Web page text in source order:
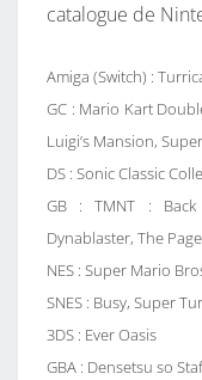
catalogue de
Amiga (Switch) :
GC : Mario Kart
Luigi’s Mansion,
DS : Sonic Classic
GB : TMNT : Back
Dynablaster, The
NES : Super Mario
SNES : Busy, Super
3DS : Ever Oasis
GBA : Densetsu so